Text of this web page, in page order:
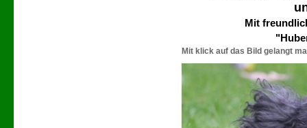
Mit
Mit klick auf das Bild gelangt